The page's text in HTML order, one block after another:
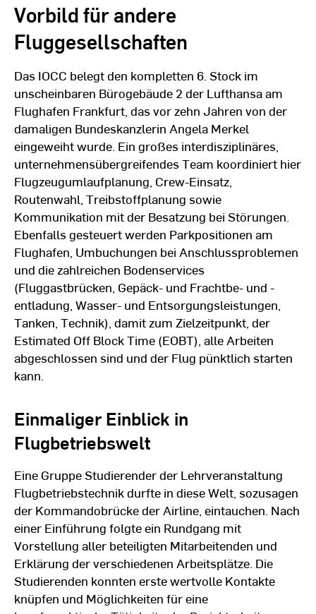
Vorbild für andere
Fluggesellschaften
Das IOCC belegt den kompletten 6. Stock im
unscheinbaren Bürogebäude 2 der Lufthansa am
Flughafen Frankfurt, das vor zehn Jahren von der
damaligen Bundeskanzlerin Angela Merkel
eingeweiht wurde. Ein großes interdisziplinäres,
unternehmensübergreifendes Team koordiniert hier
Flugzeugumlaufplanung, Crew-Einsatz,
Routenwahl, Treibstoffplanung sowie
Kommunikation mit der Besatzung bei Störungen.
Ebenfalls gesteuert werden Parkpositionen am
Flughafen, Umbuchungen bei Anschlussproblemen
und die zahlreichen Bodenservices
(Fluggastbrücken, Gepäck- und Frachtbe- und -
entladung, Wasser- und Entsorgungsleistungen,
Tanken, Technik), damit zum Zielzeitpunkt, der
Estimated Off Block Time (EOBT), alle Arbeiten
abgeschlossen sind und der Flug pünktlich starten
kann.
Einmaliger Einblick in
Flugbetriebswelt
Eine Gruppe Studierender der Lehrveranstaltung
Flugbetriebstechnik durfte in diese Welt, sozusagen
der Kommandobrücke der Airline, eintauchen. Nach
einer Einführung folgte ein Rundgang mit
Vorstellung aller beteiligten Mitarbeitenden und
Erklärung der verschiedenen Arbeitsplätze. Die
Studierenden konnten erste wertvolle Kontakte
knüpfen und Möglichkeiten für eine